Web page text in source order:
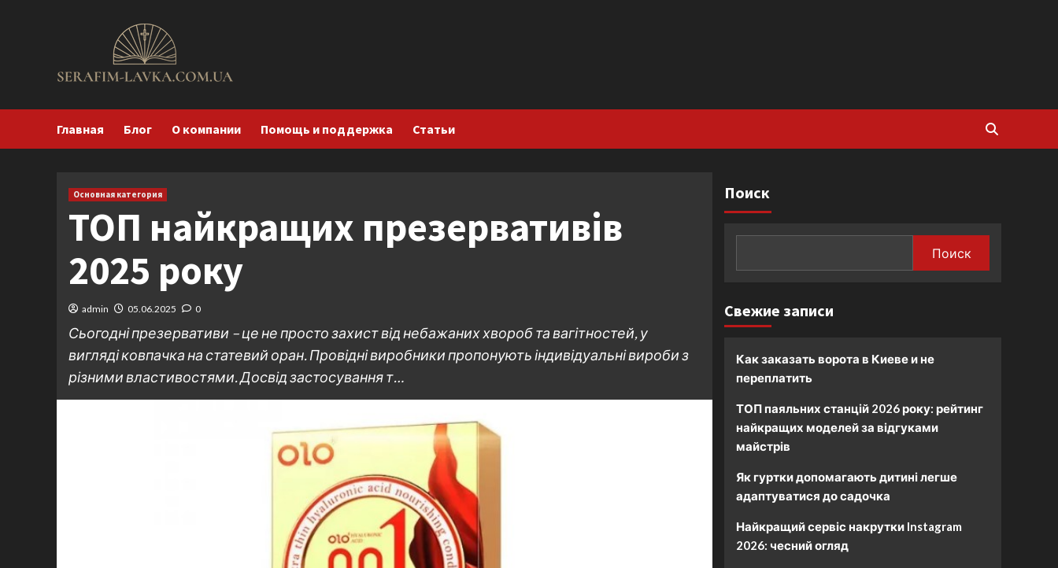
Главная Блог О компании Помощь и поддержка Статьи
Основная категория
ТОП найкращих презервативів
2025 року
admin 05.06.2025 0
Сьогодні презервативи – це не просто захист від небажаних хвороб та вагітностей, у
вигляді ковпачка на статевий оран. Провідні виробники пропонують індивідуальні вироби з
різними властивостями. Досвід застосування т…
Поиск
Поиск
Свежие записи
Как заказать ворота в Киеве и не
переплатить
ТОП паяльних станцій 2026 року: рейтинг
найкращих моделей за відгуками
майстрів
Як гуртки допомагають дитині легше
адаптуватися до садочка
Найкращий сервіс накрутки Instagram
2026: чесний огляд